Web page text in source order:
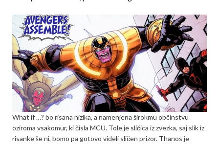
What if …? bo risana nizika, a namenjena širokmu občinstvu
oziroma vsakomur, ki čisla MCU. Tole je sličica iz zvezka, saj slik iz
risanke še ni, bomo pa gotovo videli sličen prizor. Thanos je